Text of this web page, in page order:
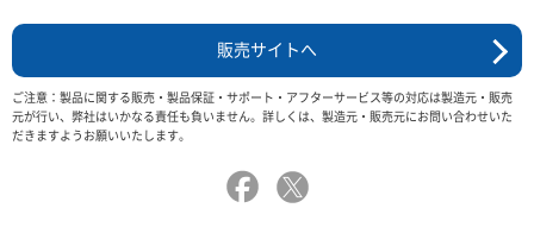
販売サイトへ
ご注意：製品に関する販売・製品保証・サポート・アフターサービス等の対応は製造元・販売
元が行い、弊社はいかなる責任も負いません。詳しくは、製造元・販売元にお問い合わせいた
だきますようお願いいたします。